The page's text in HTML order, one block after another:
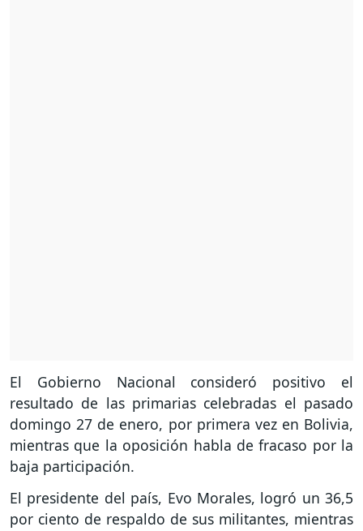
El Gobierno Nacional consideró positivo el
resultado de las primarias celebradas el pasado
domingo 27 de enero, por primera vez en Bolivia,
mientras que la oposición habla de fracaso por la
baja participación.
El presidente del país, Evo Morales, logró un 36,5
por ciento de respaldo de sus militantes, mientras